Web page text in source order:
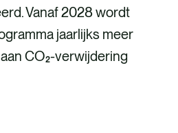
Vanaf 2028 wordt
jaarlijks meer
CO₂-verwijdering